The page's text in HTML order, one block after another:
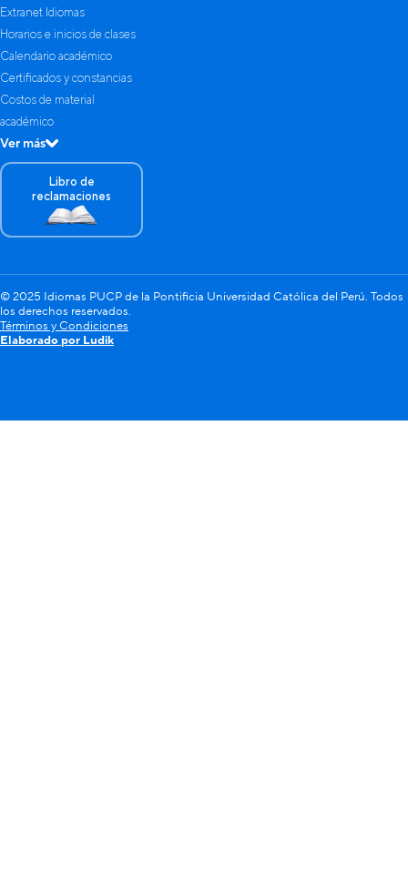
Extranet Idiomas
Horarios e inicios de clases
Calendario académico
Certificados y constancias
Costos de material
académico
Ver más
Libro de
reclamaciones
© 2025 Idiomas PUCP de la Pontificia Universidad Católica del Perú. Todos
los derechos reservados.
Términos y Condiciones
Elaborado por Ludik